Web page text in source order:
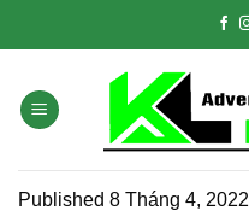
Published 8 Tháng 4, 2022